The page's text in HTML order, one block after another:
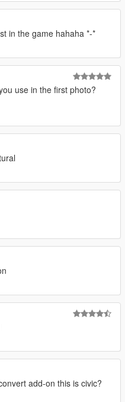
in the game hahaha *-*
use in the first photo?
add-on this is civic?